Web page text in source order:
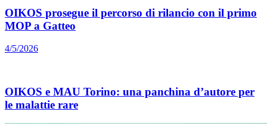
OIKOS prosegue il percorso di rilancio con il primo
MOP a Gatteo
4/5/2026
OIKOS e MAU Torino: una panchina d’autore per
le malattie rare